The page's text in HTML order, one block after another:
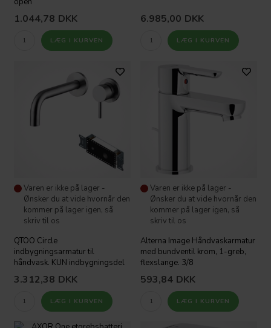
1.044,78 DKK 6.985,00 DKK
Varen er ikke på lager -
Ønsker du at vide hvornår den
kommer på lager igen, så
skriv til os
QTOO Circle
indbygningsarmatur til
håndvask. KUN indbygningsdel
3.312,38 DKK
Varen er ikke på lager -
Ønsker du at vide hvornår den
kommer på lager igen, så
skriv til os
Alterna Image Håndvaskarmatur
med bundventil krom, 1-greb,
flexslange. 3/8
593,84 DKK